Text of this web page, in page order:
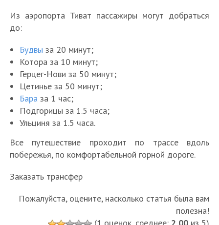
Из аэропорта Тиват пассажиры могут добраться
до:
Будвы за 20 минут;
Котора за 10 минут;
Герцег-Нови за 50 минут;
Цетинье за 50 минут;
Бара за 1 час;
Подгорицы за 1.5 часа;
Ульциня за 1.5 часа.
Все путешествие проходит по трассе вдоль
побережья, по комфортабельной горной дороге.
Заказать трансфер
Пожалуйста, оцените, насколько статья была вам
полезна!